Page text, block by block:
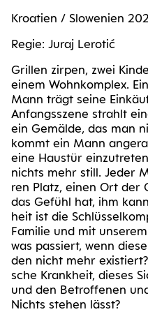
Kroa­ti­en / Slo­we­ni­en
Regie: Juraj Lerotić
Gril­len zir­pen, zwei
einem Wohn­kom­plex.
Mann trägt sei­ne
Anfangs­sze­ne strahlt
ein Gemäl­de, das man
kommt ein Mann
eine Haus­tür
nichts mehr still. Jeder
ren Platz, einen Ort der
das Gefühl hat, ihm
heit ist die
Fami­lie und mit
was pas­siert, wenn
den nicht mehr
sche Krank­heit, die­ses
und den Betrof­fe­nen
Nichts ste­hen lässt?